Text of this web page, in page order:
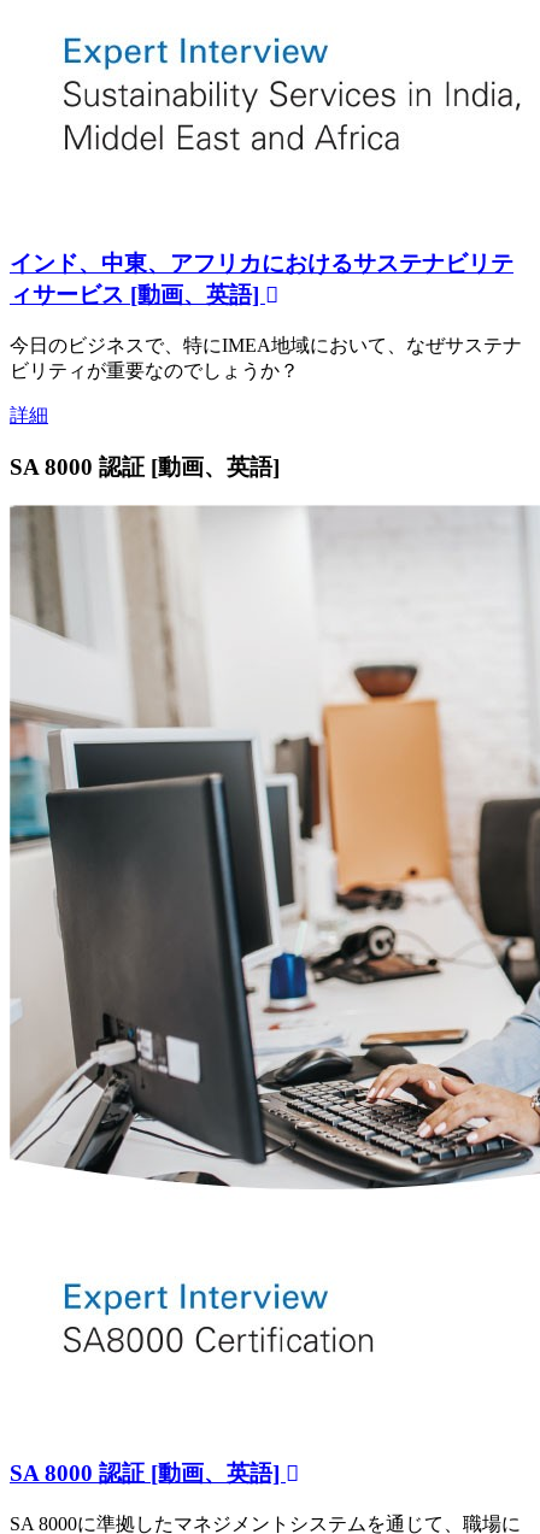
インド、中東、アフリカにおけるサステナビリテ
ィサービス [動画、英語]
今日のビジネスで、特にIMEA地域において、なぜサステナ
ビリティが重要なのでしょうか？
詳細
SA 8000 認証 [動画、英語]
SA 8000 認証 [動画、英語]
SA 8000に準拠したマネジメントシステムを通じて、職場に